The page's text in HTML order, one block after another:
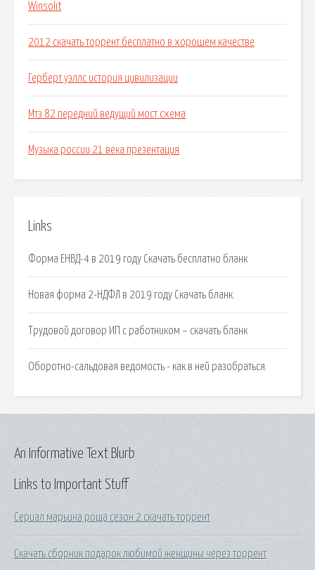
Winsolit
2012 скачать торрент бесплатно в хорошем качестве
Герберт уэллс история цивилизации
Мтз 82 передний ведущий мост схема
Музыка россии 21 века презентация
Links
Форма ЕНВД-4 в 2019 году Скачать бесплатно бланк
Новая форма 2-НДФЛ в 2019 году Скачать бланк.
Трудовой договор ИП с работником – скачать бланк
Оборотно-сальдовая ведомость - как в ней разобраться.
Links to Important Stuff
Сериал марьина роща сезон 2 скачать торрент
Скачать сборник подарок любимой женщины через торрент
An Informative Text Blurb